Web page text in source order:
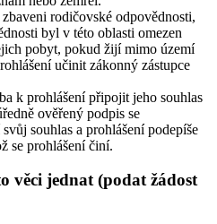
rodičovské odpovědnosti,
byl v této oblasti omezen
pobyt, pokud žijí mimo území
učinit zákonný zástupce
k prohlášení připojit jeho souhlas
ověřený podpis se
souhlas a prohlášení podepíše
se prohlášení činí.
věci jednat (podat žádost